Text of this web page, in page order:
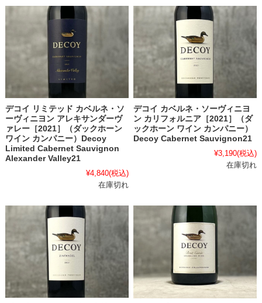
デコイ リミテッド カベルネ・ソ
ーヴィニヨン アレキサンダーヴ
ァレー［2021］（ダックホーン
ワイン カンパニー）Decoy
Limited Cabernet Sauvignon
Alexander Valley21
¥4,840(税込)
在庫切れ
デコイ カベルネ・ソーヴィニヨ
ン カリフォルニア［2021］（ダ
ックホーン ワイン カンパニー）
Decoy Cabernet Sauvignon21
¥3,190(税込)
在庫切れ